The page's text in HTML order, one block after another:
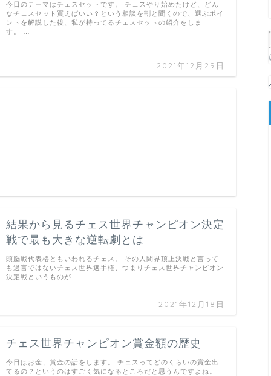
2021年12月29日
今日のテーマはチェスセットです。 チェスやり始めたけど、どん
なチェスセット買えばいい？という相談を割と聞くので、選ぶポイ
ントを解説した後、私が持ってるチェスセットの紹介をしま
す。 …
結果から見るチェス世界チャンピオン決定
戦で最も大きな逆転劇とは
2021年12月18日
頭脳戦代表格ともいわれるチェス。 その人間界頂上決戦と言って
も過言ではないチェス世界選手権、つまりチェス世界チャンピオン
決定戦というものが …
チェス世界チャンピオン賞金額の歴史
今日はお金、賞金の話をします。 チェスってどのくらいの賞金出
てるの？というのはすごく気になるところだと思うんですよね。